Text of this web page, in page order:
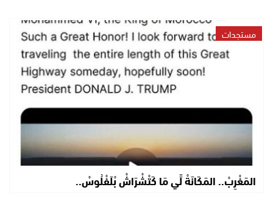
مستجدات
المَغْرِبْ.. المَكَانَةْ لِّي مَا كَتْشْرَاشْ بْلَفْلُوسْ..